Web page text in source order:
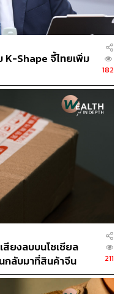
K-Shape จี้ไทยเพิ่ม
182
ยงลบบนโซเชียล
กลับมาที่สินค้าจีน
211